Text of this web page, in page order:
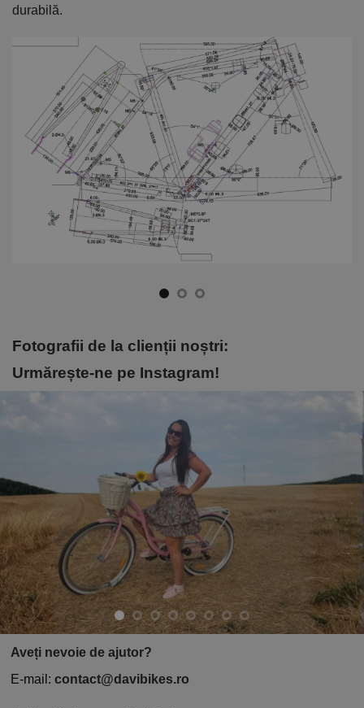
durabilă.
Fotografii de la clienții noștri:
Urmărește-ne pe Instagram!
Aveți nevoie de ajutor?
E-mail: contact@davibikes.ro